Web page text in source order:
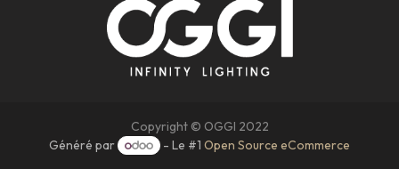
Copyright © OGGI 2022
Généré par
- Le #1Open Source eCommerce